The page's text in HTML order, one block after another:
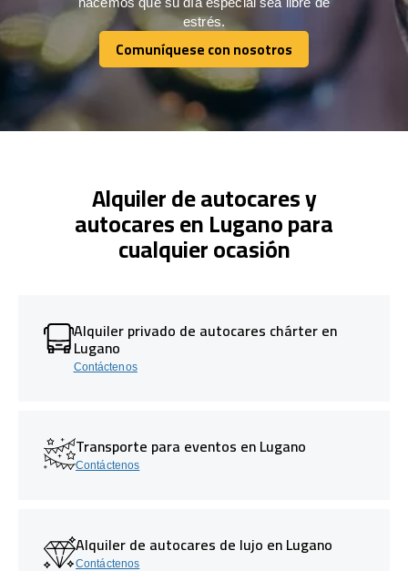
estrés.
Comuníquese con nosotros
Comuníquese con nosotros
Alquiler de autocares y
autocares en Lugano para
cualquier ocasión
Alquiler privado de autocares chárter en
Lugano
Contáctenos
Transporte para eventos en Lugano
Contáctenos
Alquiler de autocares de lujo en Lugano
Contáctenos